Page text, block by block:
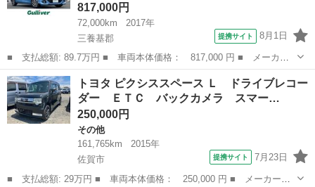
817,000円
72,000km
2017年
三養基郡
提携サイト 8月1日
■ 支払総額: 89.7万円 ■ 車両本体価格： 817,000 円 ■ メーカー
名： トヨタ ■ 車種名： タンク ■ グレード名： カスタムＧ
Ｓ ◇純正ＳＤナビゲーション・フルセグＴＶ／ＣＤ／ＤＶＤ／ＳＤ
／Ｂｌｕｅｔ...
佐賀 三養基郡 トヨタ
トヨタ ピクシススペース Ｌ ドライブレコー
ダー ＥＴＣ バックカメラ スマー…
250,000円
その他
161,765km
2015年
佐賀市
提携サイト 7月23日
■ 支払総額: 29万円 ■ 車両本体価格： 250,000 円 ■ メーカー